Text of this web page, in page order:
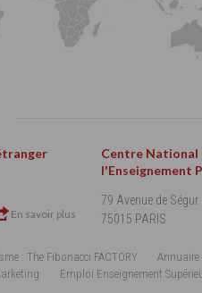
En savoir plus
Centre National
l'Enseignement
79 Avenue de Ségur
75015 PARIS
: The Fibonacci FACTORY
Annuaire
Emploi Enseignement